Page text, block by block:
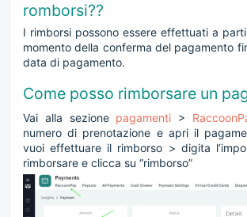
romborsi??
I rimborsi possono essere effettuati a
momento della conferma del pagamento
data di pagamento.
Come posso rimborsare un
Vai alla sezione pagamenti >
numero di prenotazione e apri il
vuoi effettuare il rimborso > digita
rimborsare e clicca su “rimborso”